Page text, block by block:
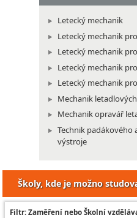
Letecký mechanik
Letecký mechanik
Letecký mechanik
Letecký mechanik
Letecký mechanik
Mechanik
Mechanik opravář
Technik padákového
výstroje
Školy, kde je možno
Filtr: Zaměření nebo Školní